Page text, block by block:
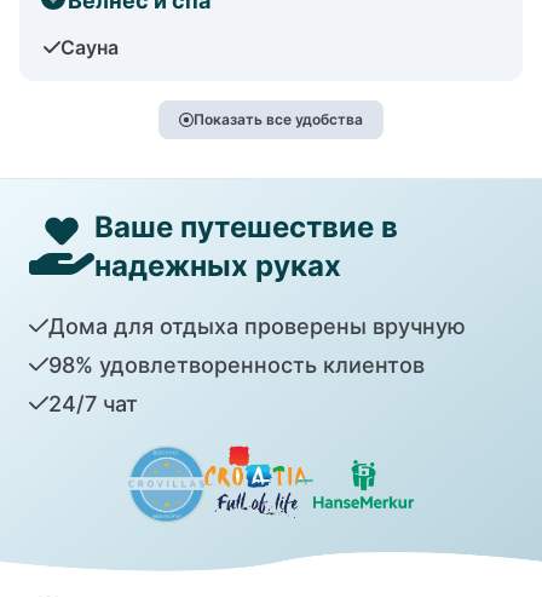
Сауна
Показать все удобства
Ваше путешествие в
надежных руках
Дома для отдыха проверены вручную
98% удовлетворенность клиентов
24/7 чат